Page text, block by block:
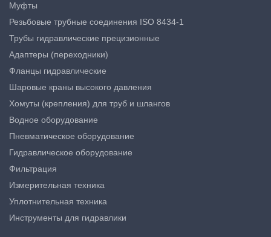
Муфты
Резьбовые трубные соединения ISO 8434-1
Трубы гидравлические прецизионные
Адаптеры (переходники)
Фланцы гидравлические
Шаровые краны высокого давления
Хомуты (крепления) для труб и шлангов
Водное оборудование
Пневматическое оборудование
Гидравлическое оборудование
Фильтрация
Измерительная техника
Уплотнительная техника
Инструменты для гидравлики